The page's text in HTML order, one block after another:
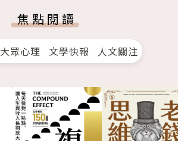
焦點閱讀
大眾心理 文學快報 人文關注